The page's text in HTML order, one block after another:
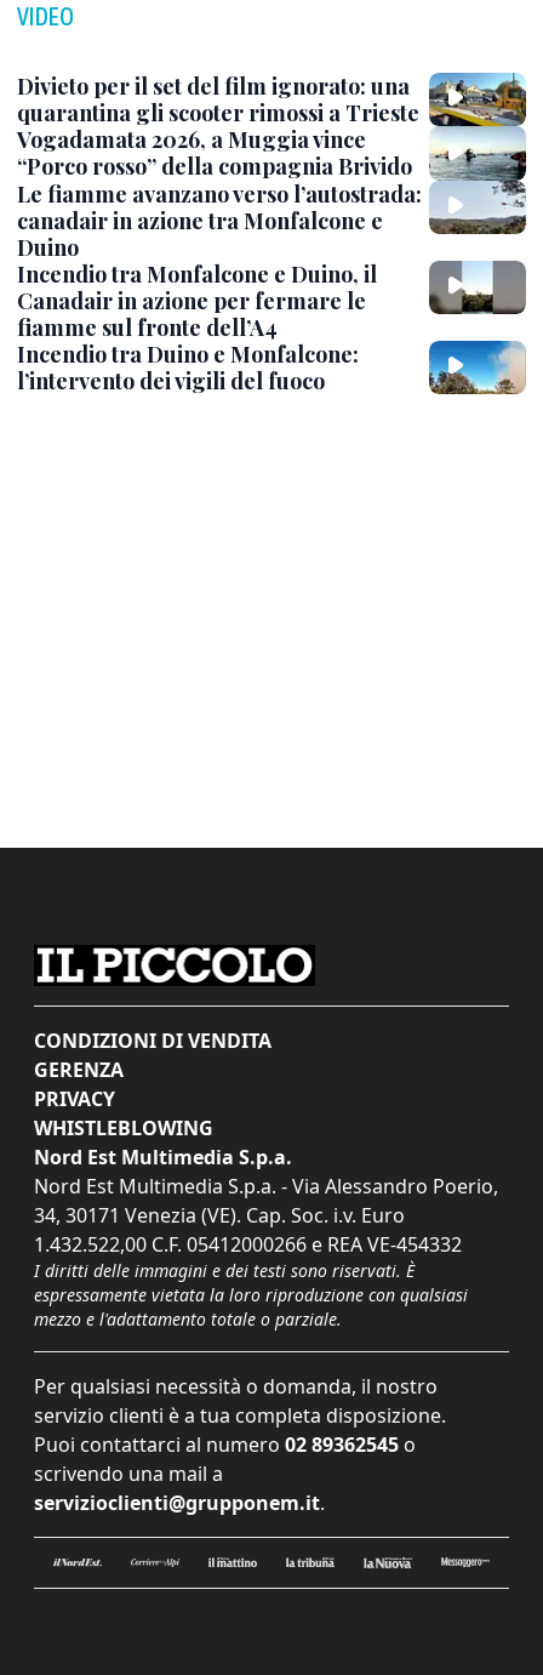
VIDEO
Divieto per il set del film ignorato: una
quarantina gli scooter rimossi a Trieste
Vogadamata 2026, a Muggia vince
“Porco rosso” della compagnia Brivido
Le fiamme avanzano verso l’autostrada:
canadair in azione tra Monfalcone e
Duino
Incendio tra Monfalcone e Duino, il
Canadair in azione per fermare le
fiamme sul fronte dell’A4
Incendio tra Duino e Monfalcone:
l’intervento dei vigili del fuoco
CONDIZIONI DI VENDITA
GERENZA
PRIVACY
WHISTLEBLOWING
Nord Est Multimedia S.p.a.
Nord Est Multimedia S.p.a. - Via Alessandro Poerio,
34, 30171 Venezia (VE). Cap. Soc. i.v. Euro
1.432.522,00 C.F. 05412000266 e REA VE-454332
I diritti delle immagini e dei testi sono riservati. È
espressamente vietata la loro riproduzione con qualsiasi
mezzo e l'adattamento totale o parziale.
Per qualsiasi necessità o domanda, il nostro
servizio clienti è a tua completa disposizione.
Puoi contattarci al numero 02 89362545 o
scrivendo una mail a
servizioclienti@grupponem.it.